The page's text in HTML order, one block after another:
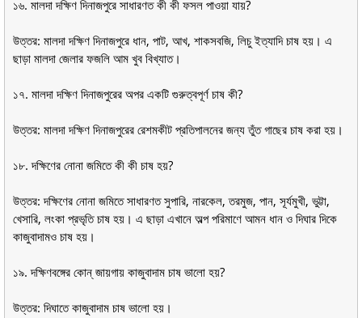
১৬. মালদা দক্ষিণ দিনাজপুরে সাধারণত কী কী ফসল পাওয়া যায়?
উত্তর: মালদা দক্ষিণ দিনাজপুরে ধান, পাট, আখ, শাকসবজি, লিচু ইত্যাদি চাষ হয়। এ
ছাড়া মালদা জেলার ফজলি আম খুব বিখ্যাত।
১৭. মালদা দক্ষিণ দিনাজপুরের অপর একটি গুরুত্বপূর্ণ চাষ কী?
উত্তর: মালদা দক্ষিণ দিনাজপুরের রেশমকীট প্রতিপালনের জন্য তুঁত গাছের চাষ করা হয়।
১৮. দক্ষিণের নোনা জমিতে কী কী চাষ হয়?
উত্তর: দক্ষিণের নোনা জমিতে সাধারণত সুপারি, নারকেল, তরমুজ, পান, সূর্যমুখী, ভুট্টা,
খেসারি, লংকা প্রভৃতি চাষ হয়। এ ছাড়া এখানে অল্প পরিমাণে আমন ধান ও দিঘার দিকে
কাজুবাদামও চাষ হয়।
১৯. দক্ষিণবঙ্গের কোন্ জায়গায় কাজুবাদাম চাষ ভালো হয়?
উত্তর: দিঘাতে কাজুবাদাম চাষ ভালো হয়।